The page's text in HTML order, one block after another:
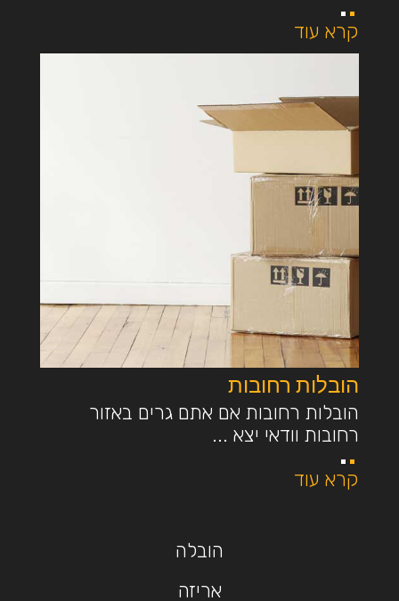
קרא עוד
הובלות רחובות
הובלות רחובות אם אתם גרים באזור
רחובות וודאי יצא ...
קרא עוד
הובלה
אריזה